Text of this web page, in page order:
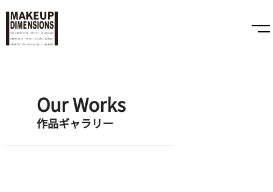
Our Works
作品ギャラリー